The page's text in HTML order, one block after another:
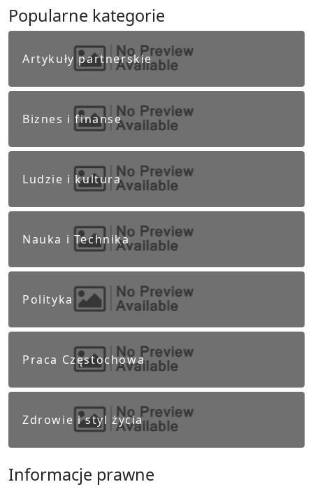
Popularne kategorie
Artykuły partnerskie
Biznes i finanse
Ludzie i kultura
Nauka i Technika
Polityka
Praca Częstochowa
Zdrowie i styl życia
Informacje prawne